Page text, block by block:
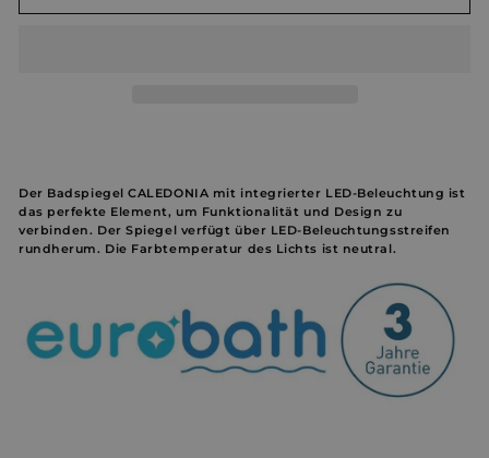
Der Badspiegel CALEDONIA mit integrierter LED-Beleuchtung ist
das perfekte Element, um Funktionalität und Design zu
verbinden. Der Spiegel verfügt über LED-Beleuchtungsstreifen
rundherum. Die Farbtemperatur des Lichts ist neutral.